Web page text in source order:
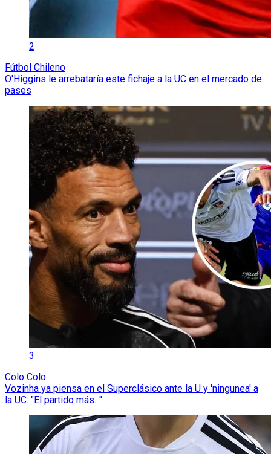
2
Fútbol Chileno
O'Higgins le arrebataría este fichaje a la UC en el mercado de
pases
3
Colo Colo
Vozinha ya piensa en el Superclásico ante la U y 'ningunea' a
la UC: "El partido más..."